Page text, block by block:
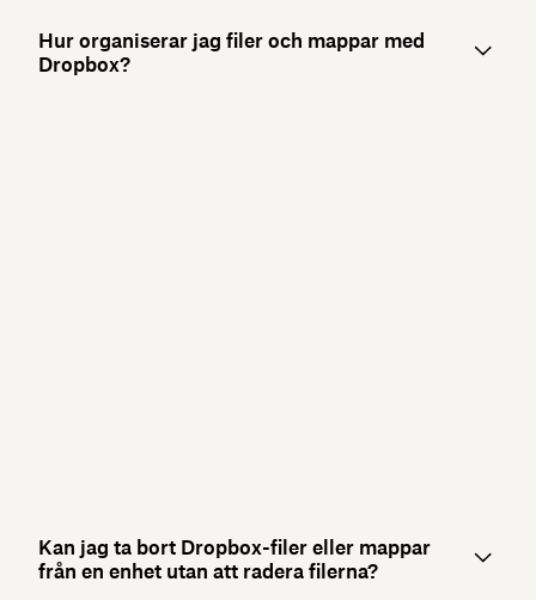
Hur organiserar jag filer och mappar med
Dropbox?
Kan jag ta bort Dropbox-filer eller mappar
från en enhet utan att radera filerna?